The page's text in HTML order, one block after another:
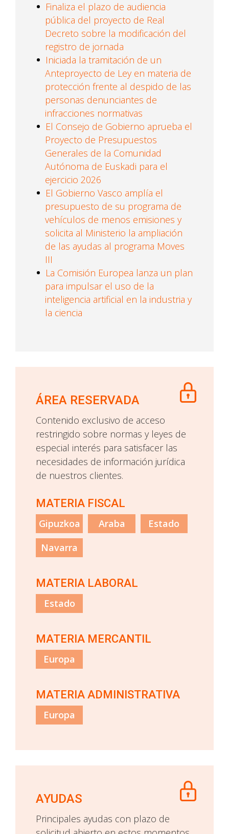
Finaliza el plazo de audiencia
pública del proyecto de Real
Decreto sobre la modificación del
registro de jornada
Iniciada la tramitación de un
Anteproyecto de Ley en materia de
protección frente al despido de las
personas denunciantes de
infracciones normativas
El Consejo de Gobierno aprueba el
Proyecto de Presupuestos
Generales de la Comunidad
Autónoma de Euskadi para el
ejercicio 2026
El Gobierno Vasco amplía el
presupuesto de su programa de
vehículos de menos emisiones y
solicita al Ministerio la ampliación
de las ayudas al programa Moves
III
La Comisión Europea lanza un plan
para impulsar el uso de la
inteligencia artificial en la industria y
la ciencia
ÁREA RESERVADA
Contenido exclusivo de acceso
restringido sobre normas y leyes de
especial interés para satisfacer las
necesidades de información jurídica
de nuestros clientes.
MATERIA FISCAL
Gipuzkoa Araba
Estado
Navarra
MATERIA LABORAL
Estado
MATERIA MERCANTIL
Europa
MATERIA ADMINISTRATIVA
Europa
AYUDAS
Principales ayudas con plazo de